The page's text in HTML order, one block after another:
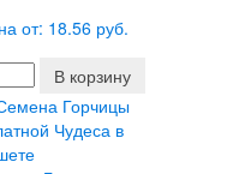
от: 18.56 руб.
В корзину